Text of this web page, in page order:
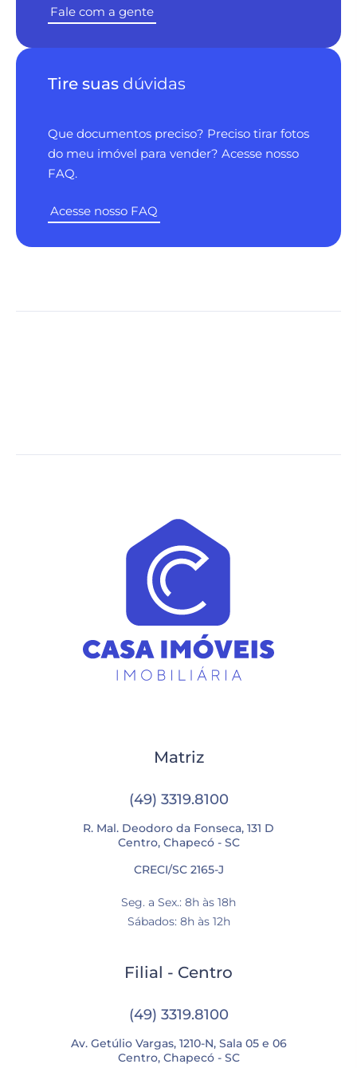
Fale com a gente
Tire suas dúvidas
Que documentos preciso? Preciso tirar fotos
do meu imóvel para vender? Acesse nosso
FAQ.
Acesse nosso FAQ
Matriz
(49) 3319.8100
R. Mal. Deodoro da Fonseca, 131 D
Centro, Chapecó - SC
CRECI/SC 2165-J
Seg. a Sex.: 8h às 18h
Sábados: 8h às 12h
Filial - Centro
(49) 3319.8100
Av. Getúlio Vargas, 1210-N, Sala 05 e 06
Centro, Chapecó - SC